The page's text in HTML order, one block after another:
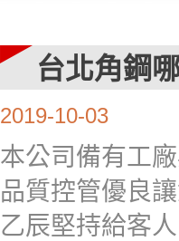
台北角鋼
2019-10-03
本公司備有工
品質控管優良
乙辰堅持給客